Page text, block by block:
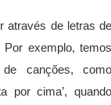
através de letras de
exemplo, temos
canções, como
por cima’, quando